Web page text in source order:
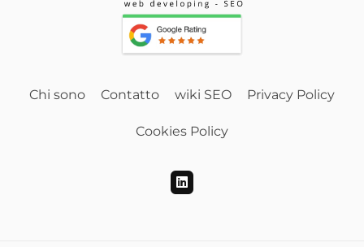
Chi sono Contatto wiki SEO Privacy Policy
Cookies Policy